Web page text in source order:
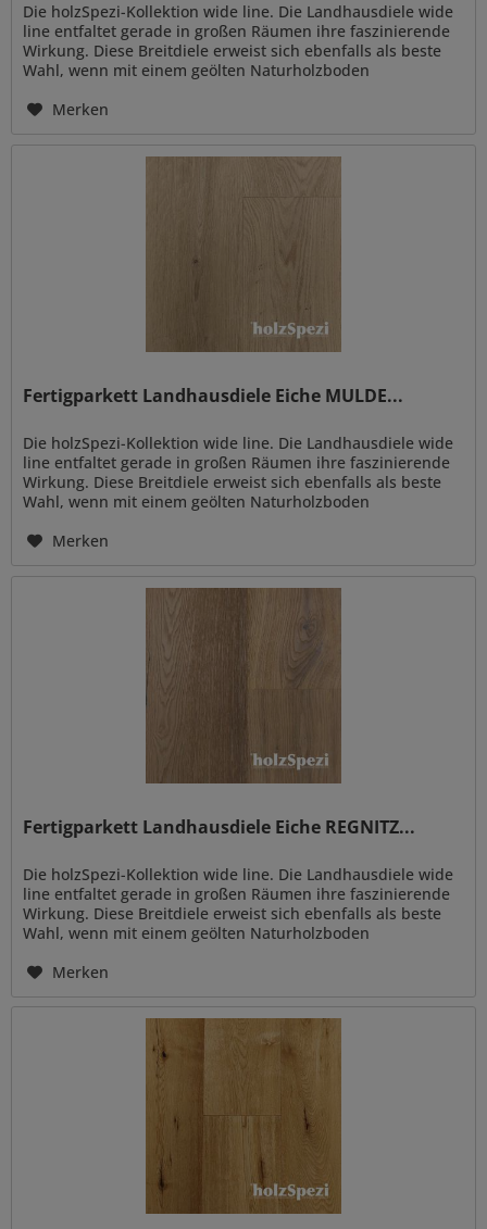
Die holzSpezi-Kollektion wide line. Die Landhausdiele wide
line entfaltet gerade in großen Räumen ihre faszinierende
Wirkung. Diese Breitdiele erweist sich ebenfalls als beste
Wahl, wenn mit einem geölten Naturholzboden
Merken
Fertigparkett Landhausdiele Eiche MULDE...
Die holzSpezi-Kollektion wide line. Die Landhausdiele wide
line entfaltet gerade in großen Räumen ihre faszinierende
Wirkung. Diese Breitdiele erweist sich ebenfalls als beste
Wahl, wenn mit einem geölten Naturholzboden
Merken
Fertigparkett Landhausdiele Eiche REGNITZ...
Die holzSpezi-Kollektion wide line. Die Landhausdiele wide
line entfaltet gerade in großen Räumen ihre faszinierende
Wirkung. Diese Breitdiele erweist sich ebenfalls als beste
Wahl, wenn mit einem geölten Naturholzboden
Merken